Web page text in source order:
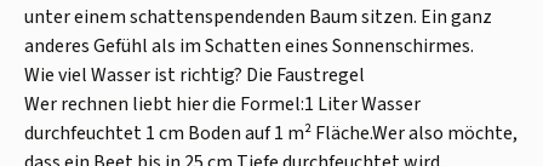
unter einem schattenspendenden Baum sitzen. Ein ganz
anderes Gefühl als im Schatten eines Sonnenschirmes.
Wie viel Wasser ist richtig? Die Faustregel
Wer rechnen liebt hier die Formel:1 Liter Wasser
durchfeuchtet 1 cm Boden auf 1 m² Fläche.Wer also möchte,